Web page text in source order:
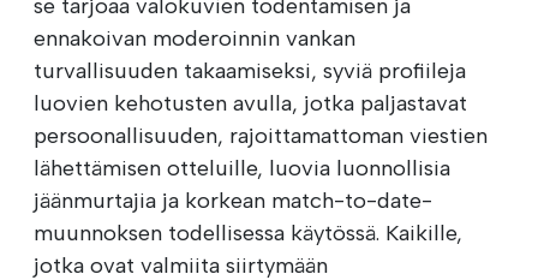
se tarjoaa valokuvien todentamisen ja
ennakoivan moderoinnin vankan
turvallisuuden takaamiseksi, syviä profiileja
luovien kehotusten avulla, jotka paljastavat
persoonallisuuden, rajoittamattoman viestien
lähettämisen otteluille, luovia luonnollisia
jäänmurtajia ja korkean match-to-date-
muunnoksen todellisessa käytössä. Kaikille,
jotka ovat valmiita siirtymään